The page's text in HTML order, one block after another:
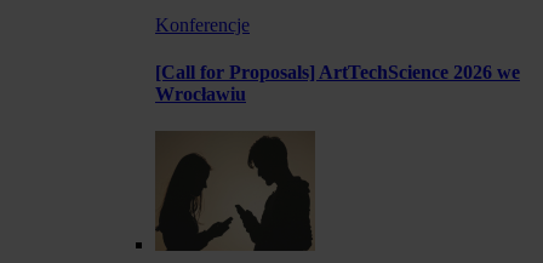
Konferencje
[Call for Proposals] ArtTechScience 2026 we
Wrocławiu